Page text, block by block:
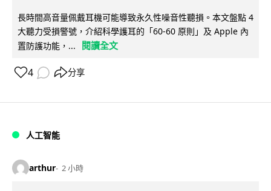
長時間高音量佩戴耳機可能導致永久性噪音性聽損。本文盤點 4
大聽力受損警號，介紹科學護耳的「60-60 原則」及 Apple 內
置防護功能，...
閱讀全文
4 分享
人工智能
arthur 2 小時